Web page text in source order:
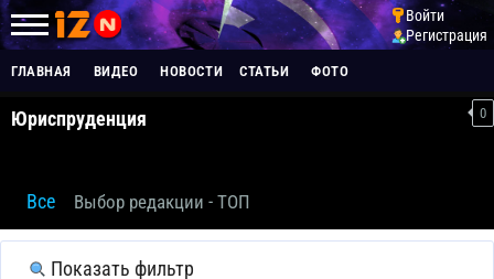
Войти
Регистрация
ГЛАВНАЯ ВИДЕО НОВОСТИ СТАТЬИ ФОТО
0
Юриспруденция
Все Выбор редакции - ТОП
Показать фильтр